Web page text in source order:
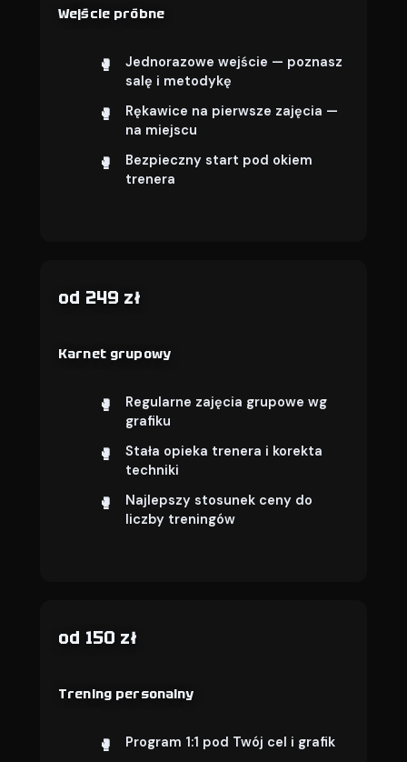
Wejście próbne
Jednorazowe wejście — poznasz
salę i metodykę
Rękawice na pierwsze zajęcia —
na miejscu
Bezpieczny start pod okiem
trenera
od 249 zł
Karnet grupowy
Regularne zajęcia grupowe wg
grafiku
Stała opieka trenera i korekta
techniki
Najlepszy stosunek ceny do
liczby treningów
od 150 zł
Trening personalny
Program 1:1 pod Twój cel i grafik